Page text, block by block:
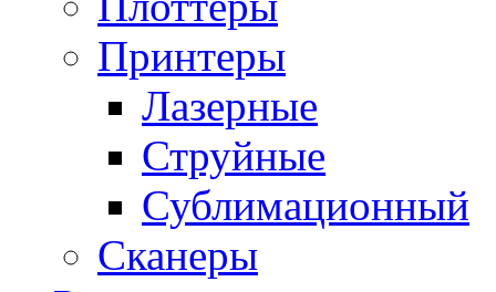
Принтеры
Лазерные
Струйные
Сублимационный
Сканеры